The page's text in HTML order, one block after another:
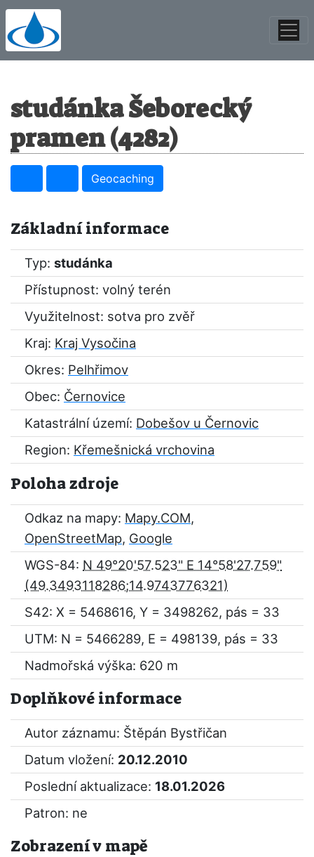
studánka Šeborecký
pramen (4282)
Geocaching
Základní informace
Typ: studánka
Přístupnost: volný terén
Využitelnost: sotva pro zvěř
Kraj: Kraj Vysočina
Okres: Pelhřimov
Obec: Černovice
Katastrální území: Dobešov u Černovic
Region: Křemešnická vrchovina
Poloha zdroje
Odkaz na mapy: Mapy.COM,
OpenStreetMap, Google
WGS-84: N 49°20'57.523" E 14°58'27.759"
S42: X = 5468616, Y = 3498262, pás = 33
UTM: N = 5466289, E = 498139, pás = 33
Nadmořská výška: 620 m
Doplňkové informace
Autor záznamu: Štěpán Bystřičan
Datum vložení: 20.12.2010
Poslední aktualizace: 18.01.2026
Patron: ne
Zobrazení v mapě